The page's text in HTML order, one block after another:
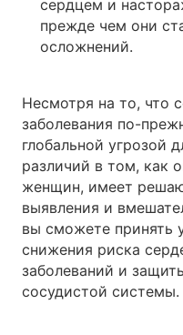
сердцем и
прежде чем они
осложнений.
Несмотря на то, что
заболевания по-
глобальной угрозой
различий в том, как
женщин, имеет
выявления и
вы сможете
снижения риска
заболеваний и
сосудистой системы.